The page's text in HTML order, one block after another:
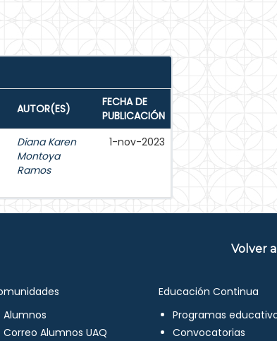
AUTOR(ES)
FECHA DE
PUBLICACIÓN
Diana Karen
Montoya
Ramos
1-nov-2023
Volver
Alumnos
Correo Alumnos UAQ
Educación Continua
Programas
Convocatorias